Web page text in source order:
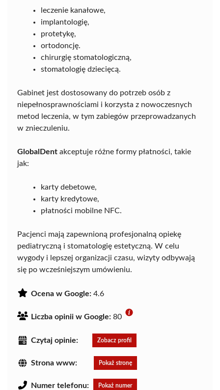
leczenie kanałowe,
implantologię,
protetykę,
ortodoncję.
chirurgię stomatologiczną,
stomatologię dziecięcą.
Gabinet jest dostosowany do potrzeb osób z
niepełnosprawnościami i korzysta z nowoczesnych
metod leczenia, w tym zabiegów przeprowadzanych
w znieczuleniu.
GlobalDent akceptuje różne formy płatności, takie
jak:
karty debetowe,
karty kredytowe,
płatności mobilne NFC.
Pacjenci mają zapewnioną profesjonalną opiekę
pediatryczną i stomatologię estetyczną. W celu
wygody i lepszej organizacji czasu, wizyty odbywają
się po wcześniejszym umówieniu.
Ocena w Google: 4.6
Liczba opinii w Google: 80
Czytaj opinie: Zobacz profil
Strona www: Pokaż stronę
Numer telefonu: Pokaż numer